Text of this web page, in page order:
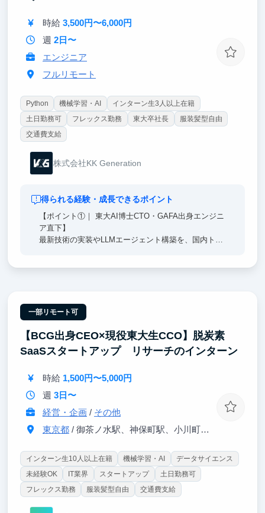
に直接触れ、リアルな経営課題に取り組みます。
時給 3,500円〜6,000円
週 2日〜
エンジニア
フルリモート
Python 機械学習・AI
インターン生3人以上在籍
土日勤務可
フレックス勤務 東大卒社長
服装髪型自由
交通費支給
株式会社KK Generation
得られる経験・成長できるポイント
【ポイント①｜ 東大AI博士CTO・GAFA出身エンジニ
ア直下】
最新技術の実装やLLMエージェント構築を、国内トッ
ます。マッキンゼー出身の代表や精鋭チームと共に、
最新技術がビジネス価値に変わる瞬間を体感できま
す。
【ポイント③｜ 開発から社会実装まで一貫して担
検証（PoC）から本番環境へのデプロイまで一気通
貫。最大手ゼネコン様等への導入プロジェクトを通
一部リモート可
【BCG出身CEO×現役東大生CCO】脱炭素
SaaSスタートアップ リサーチのインターン
時給 1,500円〜5,000円
週 3日〜
経営・企画/ その他
東京都/ 御茶ノ水駅、神保町駅、小川町、淡路町駅から徒歩5分程度
インターン生10人以上在籍 機械学習・AI
データサイエンス
未経験OK
IT業界 スタートアップ
土日勤務可
フレックス勤務
服装髪型自由 交通費支給